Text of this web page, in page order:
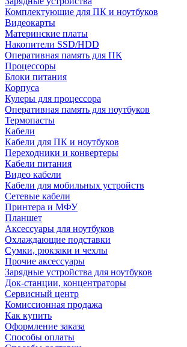
Комплектующие для ПК и ноутбуков
Видеокарты
Материнские платы
Накопители SSD/HDD
Оперативная память для ПК
Процессоры
Блоки питания
Корпуса
Кулеры для процессора
Оперативная память для ноутбуков
Термопасты
Кабели
Кабели для ПК и ноутбуков
Переходники и конвертеры
Кабели питания
Видео кабели
Кабели для мобильных устройств
Сетевые кабели
Принтера и МФУ
Планшет
Аксессуары для ноутбуков
Охлаждающие подставки
Сумки, рюкзаки и чехлы
Прочие аксессуары
Зарядные устройства для ноутбуков
Док-станции, концентраторы
Сервисный центр
Комиссионная продажа
Как купить
Оформление заказа
Способы оплаты